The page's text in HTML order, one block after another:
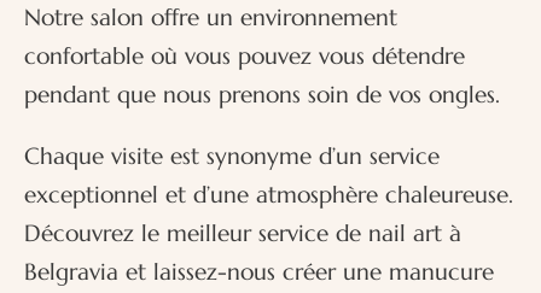
Notre salon offre un environnement
confortable où vous pouvez vous détendre
pendant que nous prenons soin de vos ongles.
Chaque visite est synonyme d’un service
exceptionnel et d’une atmosphère chaleureuse.
Découvrez le meilleur service de nail art à
Belgravia et laissez-nous créer une manucure